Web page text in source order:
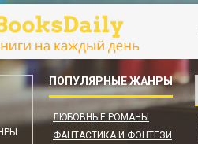
ЛЮБОВНЫЕ РОМАНЫ
ФАНТАСТИКА И ФЭНТЕЗИ